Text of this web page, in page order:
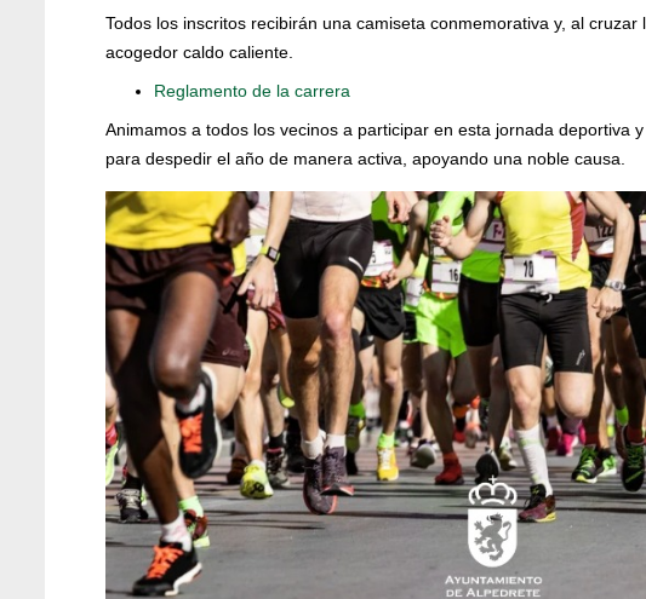
Todos los inscritos recibirán una camiseta conmemorativa y, al
acogedor caldo caliente.
Reglamento de la carrera
Animamos a todos los vecinos a participar en esta jornada deportiva
para despedir el año de manera activa, apoyando una noble causa.